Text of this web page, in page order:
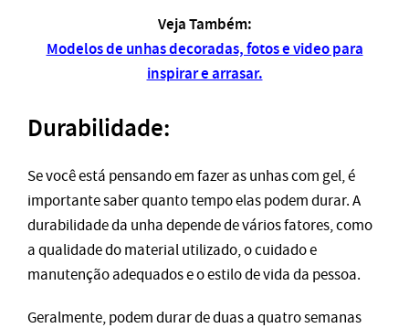
Veja Também:
Modelos de unhas decoradas, fotos e video para
inspirar e arrasar.
Durabilidade:
Se você está pensando em fazer as unhas com gel, é
importante saber quanto tempo elas podem durar. A
durabilidade da unha depende de vários fatores, como
a qualidade do material utilizado, o cuidado e
manutenção adequados e o estilo de vida da pessoa.
Geralmente, podem durar de duas a quatro semanas